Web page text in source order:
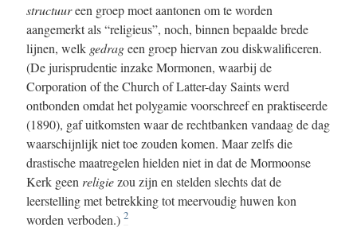
structuureen groep moet aantonen om te worden
aangemerkt als “religieus”, noch, binnen bepaalde brede
lijnen, welk gedrageen groep hiervan zou diskwalificeren.
(De jurisprudentie inzake Mormonen, waarbij de
Corporation of the Church of Latter-day Saints werd
ontbonden omdat het polygamie voorschreef en praktiseerde
(1890), gaf uitkomsten waar de rechtbanken vandaag de dag
waarschijnlijk niet toe zouden komen. Maar zelfs die
drastische maatregelen hielden niet in dat de Mormoonse
Kerk geen religiezou zijn en stelden slechts dat de
leerstelling met betrekking tot meervoudig huwen kon
worden verboden.) 2